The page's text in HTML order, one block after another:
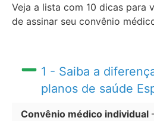
Veja a lista com 10 dicas para
de assinar seu convênio
1 - Saiba a
planos de saúde
Convênio médico individual